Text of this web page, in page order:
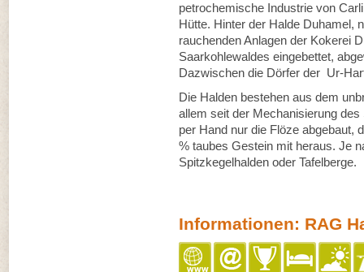
petrochemische Industrie von
Hütte. Hinter der Halde Duhamel,
rauchenden Anlagen der Kokerei
Saarkohlewaldes eingebettet,
Dazwischen die Dörfer der Ur-
Die Halden bestehen aus dem
allem seit der Mechanisierung
per Hand nur die Flöze abgebaut,
% taubes Gestein mit heraus. Je
Spitzkegelhalden oder Tafelberge.
Informationen: RAG